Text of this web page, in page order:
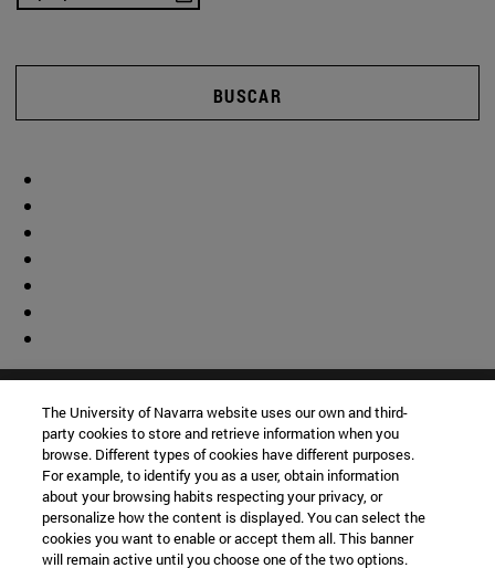
BUSCAR
The University of Navarra website uses our own and third-
party cookies to store and retrieve information when you
browse. Different types of cookies have different purposes.
For example, to identify you as a user, obtain information
about your browsing habits respecting your privacy, or
personalize how the content is displayed. You can select the
cookies you want to enable or accept them all. This banner
will remain active until you choose one of the two options.